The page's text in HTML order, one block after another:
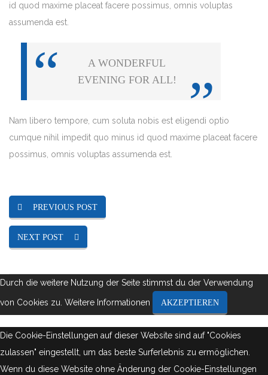
id quod maxime placeat facere possimus, omnis voluptas
assumenda est.
A WONDERFUL
EVENING FOR ALL!
Nam libero tempore, cum soluta nobis est eligendi optio
cumque nihil impedit quo minus id quod maxime placeat facere
possimus, omnis voluptas assumenda est.
PREVIOUS POST
NEXT POST
Durch die weitere Nutzung der Seite stimmst du der Verwendung
von Cookies zu. Weitere Informationen AKZEPTIEREN
Die Cookie-Einstellungen auf dieser Website sind auf "Cookies
zulassen" eingestellt, um das beste Surferlebnis zu ermöglichen.
Wenn du diese Website ohne Änderung der Cookie-Einstellungen